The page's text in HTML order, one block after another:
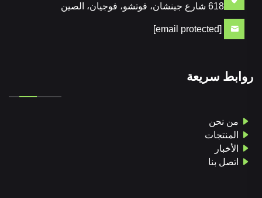
618 شارع جينشان، فوتشو، فوجيان، الصين
[email protected]
روابط سريعة
من نحن
المنتجات
الأخبار
اتصل بنا